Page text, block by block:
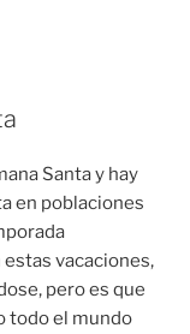
Santa y hay
en poblaciones
vacaciones,
pero es que
todo el mundo